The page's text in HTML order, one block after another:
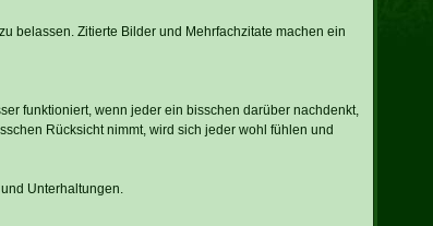
belassen. Zitierte Bilder und Mehrfachzitate machen ein
funktioniert, wenn jeder ein bisschen darüber nachdenkt,
Rücksicht nimmt, wird sich jeder wohl fühlen und
Unterhaltungen.